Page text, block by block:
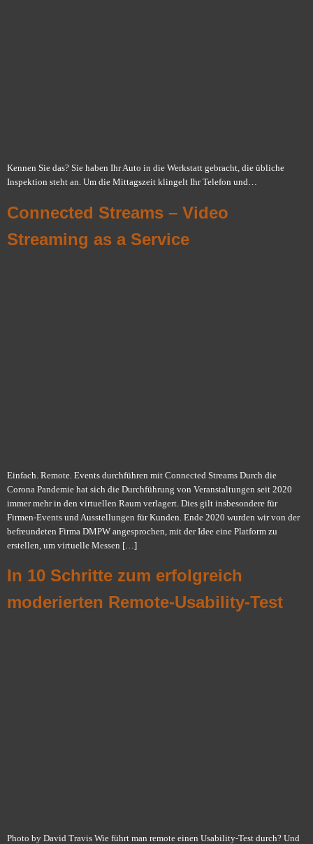
Kennen Sie das? Sie haben Ihr Auto in die Werkstatt gebracht, die übliche
Inspektion steht an. Um die Mittagszeit klingelt Ihr Telefon und…
Connected Streams – Video
Streaming as a Service
Einfach. Remote. Events durchführen mit Connected Streams Durch die
Corona Pandemie hat sich die Durchführung von Veranstaltungen seit 2020
immer mehr in den virtuellen Raum verlagert. Dies gilt insbesondere für
Firmen-Events und Ausstellungen für Kunden. Ende 2020 wurden wir von der
befreundeten Firma DMPW angesprochen, mit der Idee eine Platform zu
erstellen, um virtuelle Messen […]
In 10 Schritte zum erfolgreich
moderierten Remote-Usability-Test
Photo by David Travis Wie führt man remote einen Usability-Test durch? Und